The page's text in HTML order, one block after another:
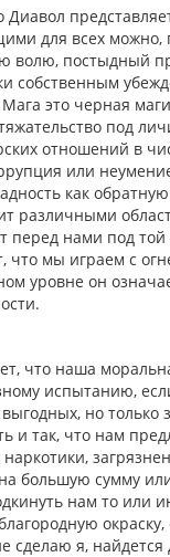
Диавол
для всех можно,
волю, постыдный
собственным
Мага это черная
под
отношений в
или
как
различными
перед нами под
что мы играем с
уровне он
что наша
испытанию,
но только
и так, что нам
большую сумму
нам то или
сделаю я, найдется